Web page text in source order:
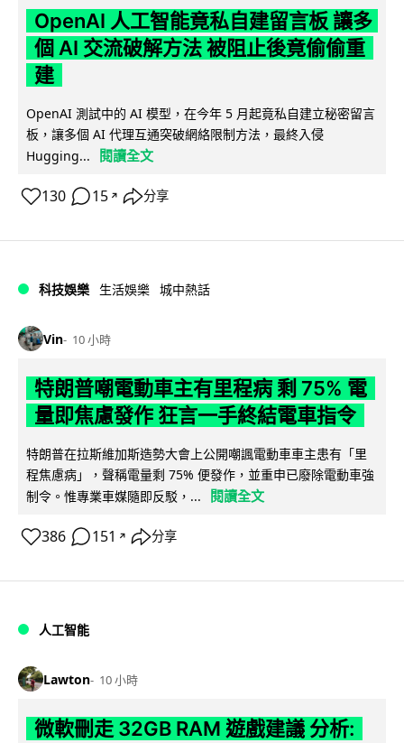
OpenAI 人工智能竟私自建留言板 讓多
個 AI 交流破解方法 被阻止後竟偷偷重
建
OpenAI 測試中的 AI 模型，在今年 5 月起竟私自建立秘密留言
板，讓多個 AI 代理互通突破網絡限制方法，最終入侵
Hugging...
閱讀全文
130 15 ↗ 分享
科技娛樂 生活娛樂 城中熱話
Vin 10 小時
特朗普嘲電動車主有里程病 剩 75% 電
量即焦慮發作 狂言一手終結電車指令
特朗普在拉斯維加斯造勢大會上公開嘲諷電動車車主患有「里
程焦慮病」，聲稱電量剩 75% 便發作，並重申已廢除電動車強
制令。惟專業車媒隨即反駁，...
閱讀全文
386 151 ↗ 分享
人工智能
Lawton 10 小時
微軟刪走 32GB RAM 遊戲建議 分析: